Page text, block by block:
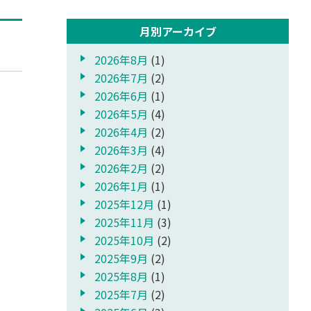
月別アーカイブ
2026年8月 (1)
2026年7月 (2)
2026年6月 (1)
2026年5月 (4)
2026年4月 (2)
2026年3月 (4)
2026年2月 (2)
2026年1月 (1)
2025年12月 (1)
2025年11月 (3)
2025年10月 (2)
2025年9月 (2)
2025年8月 (1)
2025年7月 (2)